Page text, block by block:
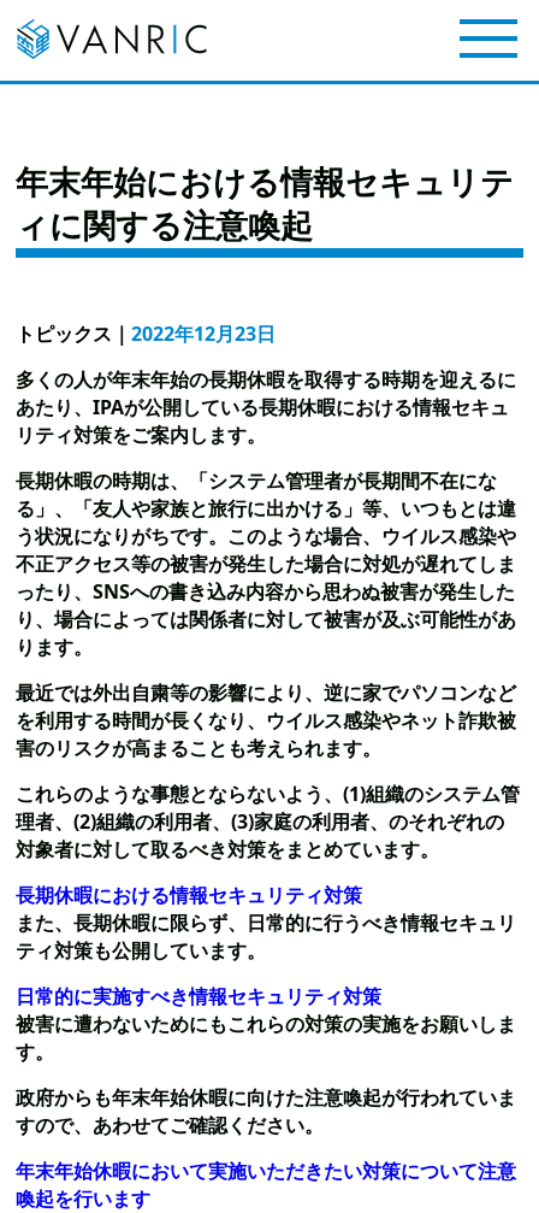
年末年始における情報セキュリテ
ィに関する注意喚起
トピックス ｜2022年12月23日
多くの人が年末年始の長期休暇を取得する時期を迎えるに
あたり、IPAが公開している長期休暇における情報セキュ
リティ対策をご案内します。
長期休暇の時期は、「システム管理者が長期間不在にな
る」、「友人や家族と旅行に出かける」等、いつもとは違
う状況になりがちです。このような場合、ウイルス感染や
不正アクセス等の被害が発生した場合に対処が遅れてしま
ったり、SNSへの書き込み内容から思わぬ被害が発生した
り、場合によっては関係者に対して被害が及ぶ可能性があ
ります。
最近では外出自粛等の影響により、逆に家でパソコンなど
を利用する時間が長くなり、ウイルス感染やネット詐欺被
害のリスクが高まることも考えられます。
これらのような事態とならないよう、(1)組織のシステム管
理者、(2)組織の利用者、(3)家庭の利用者、のそれぞれの
対象者に対して取るべき対策をまとめています。
長期休暇における情報セキュリティ対策
また、長期休暇に限らず、日常的に行うべき情報セキュリ
ティ対策も公開しています。
日常的に実施すべき情報セキュリティ対策
被害に遭わないためにもこれらの対策の実施をお願いしま
す。
政府からも年末年始休暇に向けた注意喚起が行われていま
すので、あわせてご確認ください。
年末年始休暇において実施いただきたい対策について注意
喚起を行います